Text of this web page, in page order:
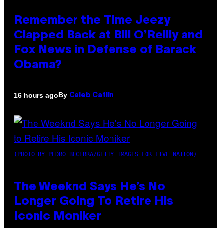
Remember the Time Jeezy
Clapped Back at Bill O’Reilly and
Fox News in Defense of Barack
Obama?
16 hours agoBy Caleb Catlin
(PHOTO BY PEDRO BECERRA/GETTY IMAGES FOR LIVE NATION)
The Weeknd Says He’s No
Longer Going To Retire His
Iconic Moniker